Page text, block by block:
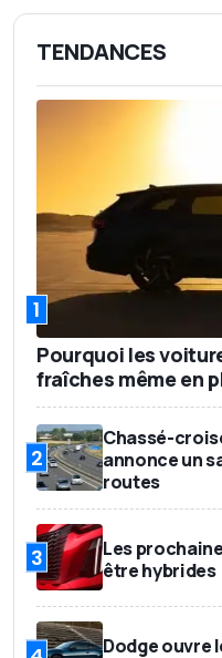
TENDANCES
1
Pourquoi les
fraîches même en
2
Chassé-
annonce un
routes
3
Les
être hybrides
Dodge ouvre